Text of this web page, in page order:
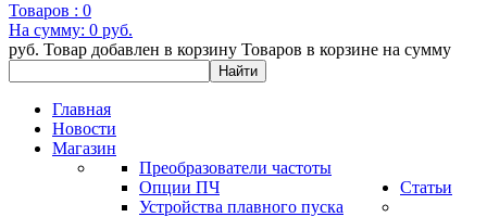
Товаров : 0
На сумму: 0 руб.
руб. Товар добавлен в корзину Товаров в корзине на сумму
Главная
Новости
Магазин
Преобразователи частоты
Опции ПЧ
Устройства плавного пуска
Статьи